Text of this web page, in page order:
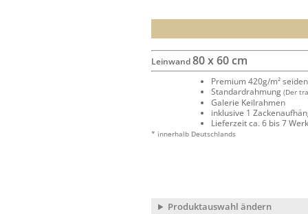
Leinwand80 x 60 cm
Premium 420g/m²
Standardrahmung (Der
Galerie Keilrahmen
inklusive 1
Lieferzeit ca. 6 bis 7
* innerhalb Deutschlands
Produktauswahl ändern